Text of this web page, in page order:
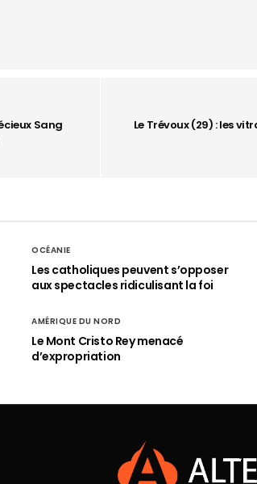
Sang
Le Trévoux (29) : les
OCÉANIE
Les catholiques peuvent s’opposer
aux spectacles ridiculisant la foi
AMÉRIQUE DU NORD
Le Mont Cristo Rey menacé
d’expropriation